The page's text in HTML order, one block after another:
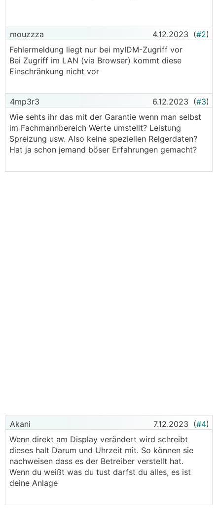
mouzzza 4.12.2023 (#2)
Fehlermeldung liegt nur bei myIDM-Zugriff vor
Bei Zugriff im LAN (via Browser) kommt diese
Einschränkung nicht vor
4mp3r3 6.12.2023 (#3)
Wie sehts ihr das mit der Garantie wenn man selbst
im Fachmannbereich Werte umstellt? Leistung
Spreizung usw. Also keine speziellen Relgerdaten?
Hat ja schon jemand böser Erfahrungen gemacht?
Akani 7.12.2023 (#4)
Wenn direkt am Display verändert wird schreibt
dieses halt Darum und Uhrzeit mit. So können sie
nachweisen dass es der Betreiber verstellt hat.
Wenn du weißt was du tust darfst du alles, es ist
deine Anlage